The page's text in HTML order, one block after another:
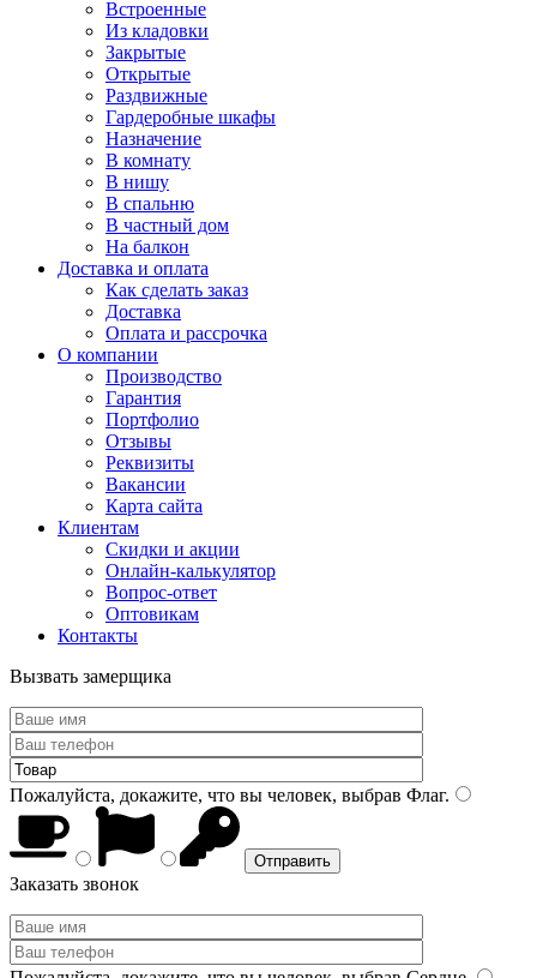
Встроенные
Из кладовки
Закрытые
Открытые
Раздвижные
Гардеробные шкафы
Назначение
В комнату
В нишу
В спальню
В частный дом
На балкон
Доставка и оплата
Как сделать заказ
Доставка
Оплата и рассрочка
О компании
Производство
Гарантия
Портфолио
Отзывы
Реквизиты
Вакансии
Карта сайта
Клиентам
Скидки и акции
Онлайн-калькулятор
Вопрос-ответ
Оптовикам
Контакты
Вызвать замерщика
Пожалуйста, докажите, что вы человек, выбрав Флаг.
Заказать звонок